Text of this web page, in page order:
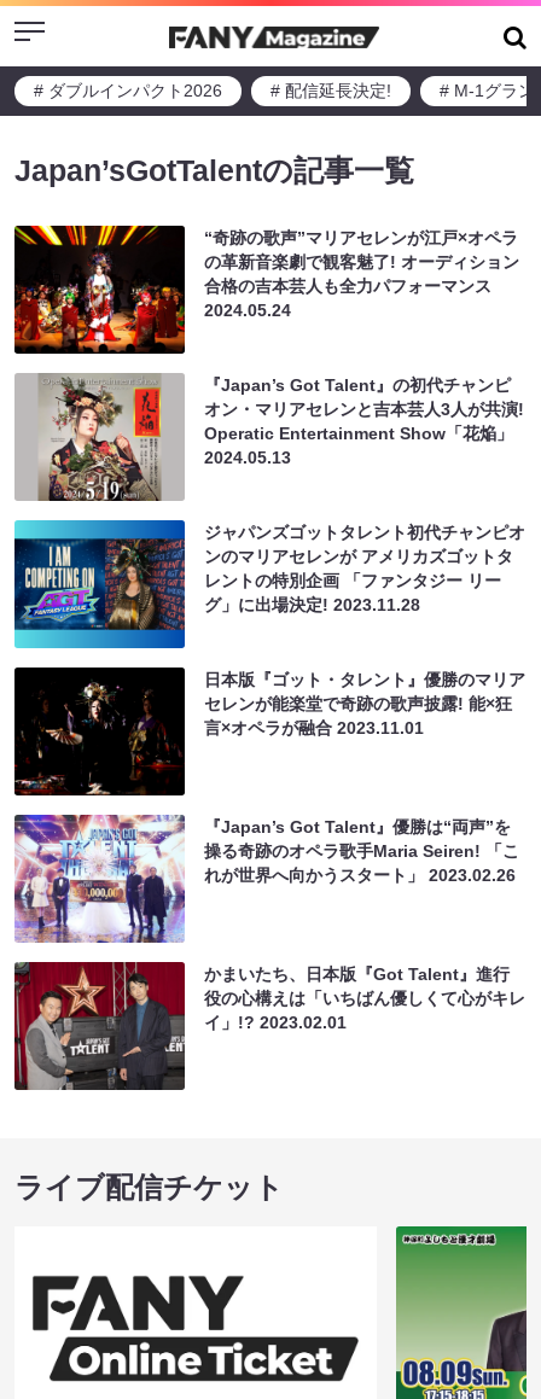
Menu
# ダブルインパクト2026 # 配信延長決定! # M-1グラン
Japan’sGotTalentの記事一覧
“奇跡の歌声”マリアセレンが江戸×オペラ
の革新音楽劇で観客魅了! オーディション
合格の吉本芸人も全力パフォーマンス
2024.05.24
『Japan’s Got Talent』の初代チャンピ
オン・マリアセレンと吉本芸人3人が共演!
Operatic Entertainment Show「花焔」
2024.05.13
ジャパンズゴットタレント初代チャンピオ
ンのマリアセレンが アメリカズゴットタ
レントの特別企画 「ファンタジー リー
グ」に出場決定!2023.11.28
日本版『ゴット・タレント』優勝のマリア
セレンが能楽堂で奇跡の歌声披露! 能×狂
言×オペラが融合2023.11.01
『Japan’s Got Talent』優勝は“両声”を
操る奇跡のオペラ歌手Maria Seiren! 「こ
れが世界へ向かうスタート」2023.02.26
かまいたち、日本版『Got Talent』進行
役の心構えは「いちばん優しくて心がキレ
イ」!?2023.02.01
ライブ配信チケット